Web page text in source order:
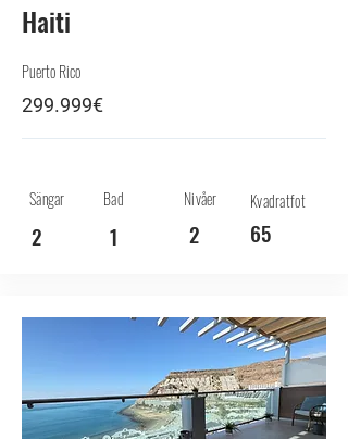
Haiti
Puerto Rico
299.999€
Sängar Bad Nivåer Kvadratfot
2 1 2 65